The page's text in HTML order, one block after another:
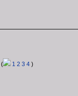
( 1 2 3 4 )